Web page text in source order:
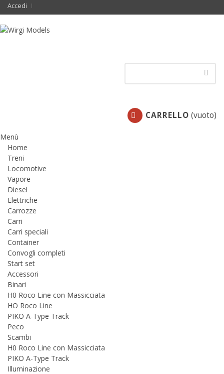
Accedi
CARRELLO (vuoto)
Menù
Home
Treni
Locomotive
Vapore
Diesel
Elettriche
Carrozze
Carri
Carri speciali
Container
Convogli completi
Start set
Accessori
Binari
H0 Roco Line con Massicciata
HO Roco Line
PIKO A-Type Track
Peco
Scambi
H0 Roco Line con Massicciata
PIKO A-Type Track
Illuminazione